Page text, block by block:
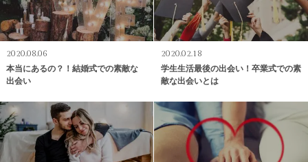
2020.08.06
本当にあるの？！結婚式での素敵な
出会い
2020.02.18
学生生活最後の出会い！卒業式での素
敵な出会いとは